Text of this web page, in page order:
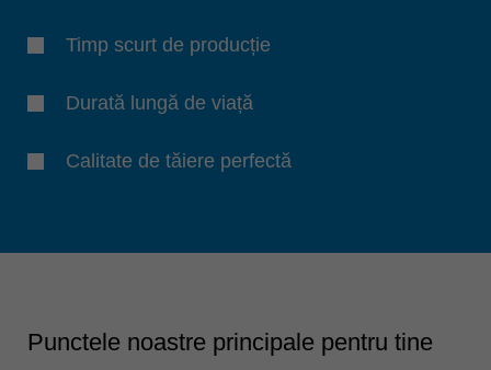
Timp scurt de producție
Durată lungă de viață
Calitate de tăiere perfectă
Punctele noastre principale pentru tine